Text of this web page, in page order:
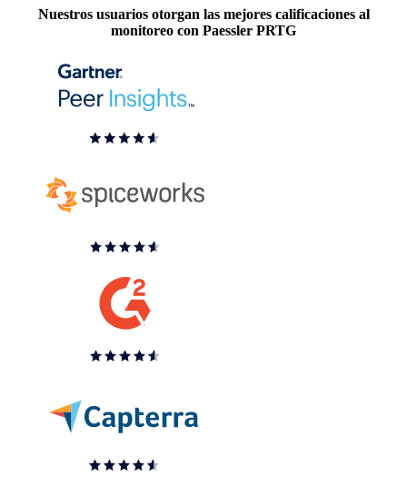
Nuestros usuarios otorgan las mejores calificaciones al
monitoreo con Paessler PRTG